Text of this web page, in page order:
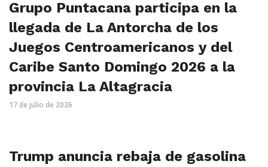
Grupo Puntacana participa en la
llegada de La Antorcha de los
Juegos Centroamericanos y del
Caribe Santo Domingo 2026 a la
provincia La Altagracia
17 de julio de 2026
Trump anuncia rebaja de gasolina